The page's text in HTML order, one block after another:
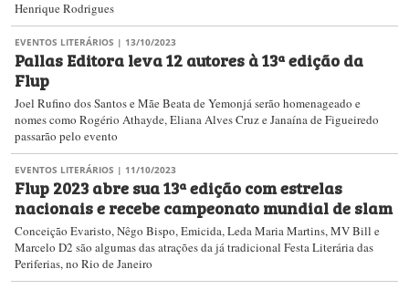
Henrique Rodrigues
EVENTOS LITERÁRIOS | 13/10/2023
Pallas Editora leva 12 autores à 13ª edição da
Flup
Joel Rufino dos Santos e Mãe Beata de Yemonjá serão homenageado e
nomes como Rogério Athayde, Eliana Alves Cruz e Janaína de Figueiredo
passarão pelo evento
EVENTOS LITERÁRIOS | 11/10/2023
Flup 2023 abre sua 13ª edição com estrelas
nacionais e recebe campeonato mundial de slam
Conceição Evaristo, Nêgo Bispo, Emicida, Leda Maria Martins, MV Bill e
Marcelo D2 são algumas das atrações da já tradicional Festa Literária das
Periferias, no Rio de Janeiro